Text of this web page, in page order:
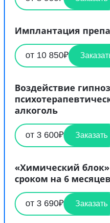
Имплантация
от 10 850₽
Воздействие
алкоголь
от 3 600₽ Заказать
«Химический блок»
сроком на 6
от 3 690₽ Заказать